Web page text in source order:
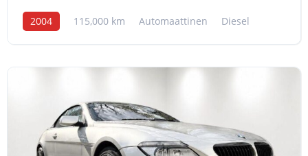
2004 115,000 km Automaattinen Diesel